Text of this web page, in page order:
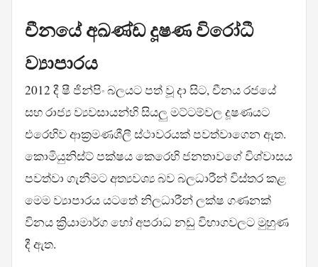
චීනයේ අඛණ්ඩ දූෂණ විරෝධී
ව්‍යාපාරය
2012 දී ෂී ජින්පිං බලයට පත් වූ දා සිට, චීනය රජයේ
සහ රාජ්‍ය ව්‍යවසායන්හි සියලු මට්ටම්වල දූෂණයට
එරෙහිව ආක්‍රමණශීලී ස්ථාවරයක් පවත්වාගෙන ඇත.
කොමියුනිස්ට් පක්ෂය කෙරෙහි ජනතාවගේ විශ්වාසය
පවත්වා ගැනීමට අත්‍යවශ්‍ය බව බලධාරීන් විස්තර කළ
මෙම ව්‍යාපාරය යටතේ නිලධාරීන් ලක්ෂ ගණනක්
විනය ක්‍රියාමාර්ග හෝ අපරාධ නඩු විභාගවලට මුහුණ
දී ඇත.